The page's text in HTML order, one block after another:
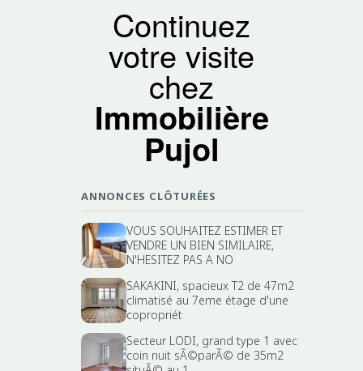
Continuez
votre visite
chez
Immobilière
Pujol
ANNONCES CLÔTURÉES
VOUS SOUHAITEZ ESTIMER ET
VENDRE UN BIEN SIMILAIRE,
N'HESITEZ PAS A NO
SAKAKINI, spacieux T2 de 47m2
climatisé au 7eme étage d'une
copropriét
Secteur LODI, grand type 1 avec
coin nuit sÃ©parÃ© de 35m2